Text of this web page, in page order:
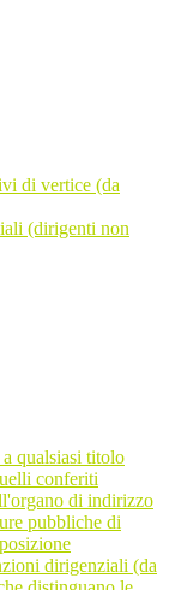
di vertice (da
(dirigenti non
qualsiasi titolo
conferiti
di indirizzo
pubbliche di
dirigenziali (da